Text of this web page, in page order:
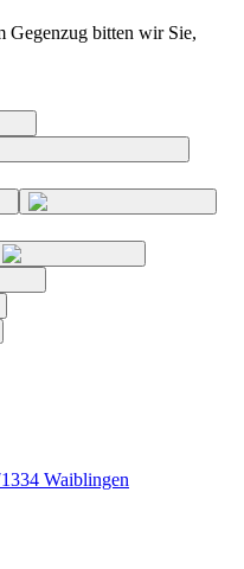
Gegenzug bitten wir Sie,
Waiblingen